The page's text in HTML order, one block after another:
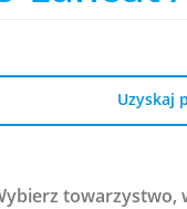
Uzyskaj
towarzystwo,